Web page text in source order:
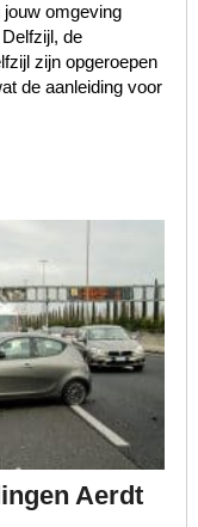
omgeving
de
zijn opgeroepen
de aanleiding voor
Aerdt